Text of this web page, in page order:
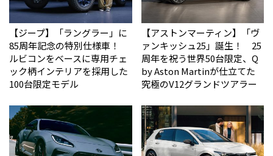
【ジープ】「ラングラー」に
85周年記念の特別仕様車！
ルビコンをベースに専用チェ
ック柄インテリアを採用した
100台限定モデル
【アストンマーティン】「ヴ
ァンキッシュ25」誕生！ 25
周年を祝う世界50台限定、Q
by Aston Martinが仕立てた
究極のV12グランドツアラー